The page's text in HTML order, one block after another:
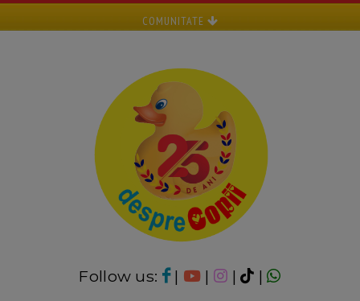
COMUNITATE
Follow us: | | |
|